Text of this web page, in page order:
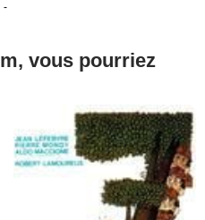
-
vous pourriez